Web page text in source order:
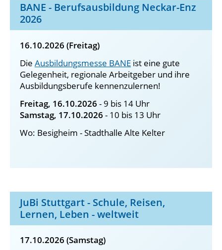
BANE - Berufsausbildung Neckar-Enz
2026
16.10.2026 (Freitag)
Die Ausbildungsmesse BANE ist eine gute
Gelegenheit, regionale Arbeitgeber und ihre
Ausbildungsberufe kennenzulernen!
Freitag, 16.10.2026 - 9 bis 14 Uhr
Samstag, 17.10.2026 - 10 bis 13 Uhr
Wo: Besigheim - Stadthalle Alte Kelter
JuBi Stuttgart - Schule, Reisen,
Lernen, Leben - weltweit
17.10.2026 (Samstag)